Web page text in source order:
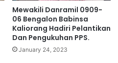
Mewakili Danramil 0909-
06 Bengalon Babinsa
Kaliorang Hadiri Pelantikan
Dan Pengukuhan PPS.
January 24, 2023